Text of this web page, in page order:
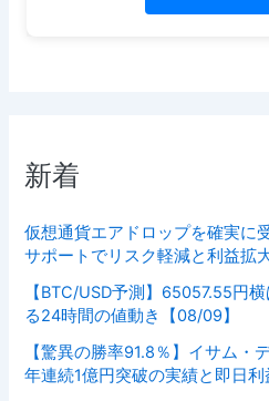
新着
仮想通貨エアドロップを確実に
サポートでリスク軽減と利益拡
【BTC/USD予測】65057.55円
る24時間の値動き【08/09】
【驚異の勝率91.8％】イサム・
年連続1億円突破の実績と即日